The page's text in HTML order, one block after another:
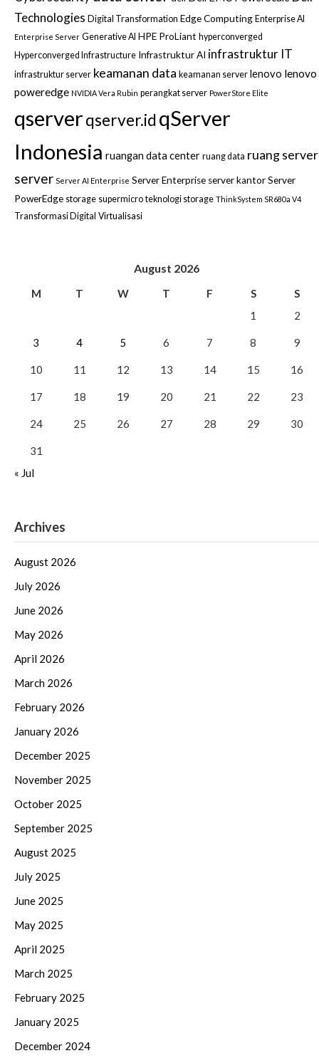
Technologies Digital Transformation Edge Computing Enterprise AI
Enterprise Server Generative AI HPE ProLiant hyperconverged
Hyperconverged Infrastructure Infrastruktur AI infrastruktur IT
infrastruktur server keamanan data keamanan server lenovo lenovo
poweredge NVIDIA Vera Rubin perangkat server PowerStore Elite
qserverqserver.idqServer
Indonesia ruangan data center ruang data ruang server
server Server AI Enterprise Server Enterprise server kantorServer
PowerEdge storage supermicro teknologi storage ThinkSystem SR680a V4
Transformasi Digital Virtualisasi
August 2026
M T W T F S
S
1
2
3 4 5 6 7 8 9
10 11 12 13 14 15 16
17 18 19 20 21 22 23
24 25 26 27 28 29 30
31
« Jul
Archives
August 2026
July 2026
June 2026
May 2026
April 2026
March 2026
February 2026
January 2026
December 2025
November 2025
October 2025
September 2025
August 2025
July 2025
June 2025
May 2025
April 2025
March 2025
February 2025
January 2025
December 2024